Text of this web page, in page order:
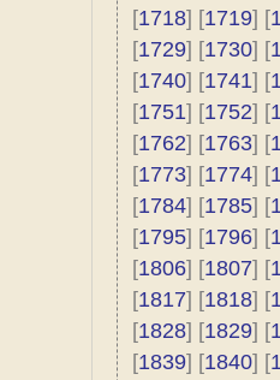
[1718] [1719] [
[1729] [1730] [
[1740] [1741] [
[1751] [1752] [
[1762] [1763] [
[1773] [1774] [
[1784] [1785] [
[1795] [1796] [
[1806] [1807] [
[1817] [1818] [
[1828] [1829] [
[1839] [1840] [